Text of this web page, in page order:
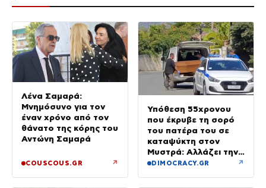
Λένα Σαμαρά:
Μνημόσυνο για τον
έναν χρόνο από τον
θάνατο της κόρης του
Αντώνη Σαμαρά
COUSCOUS.GR ↗
Υπόθεση 55χρονου
που έκρυβε τη σορό
του πατέρα του σε
καταψύκτη στον
Μυστρά: Αλλάζει την
υπερασπιστική του
DIMOCRACY.GR ↗